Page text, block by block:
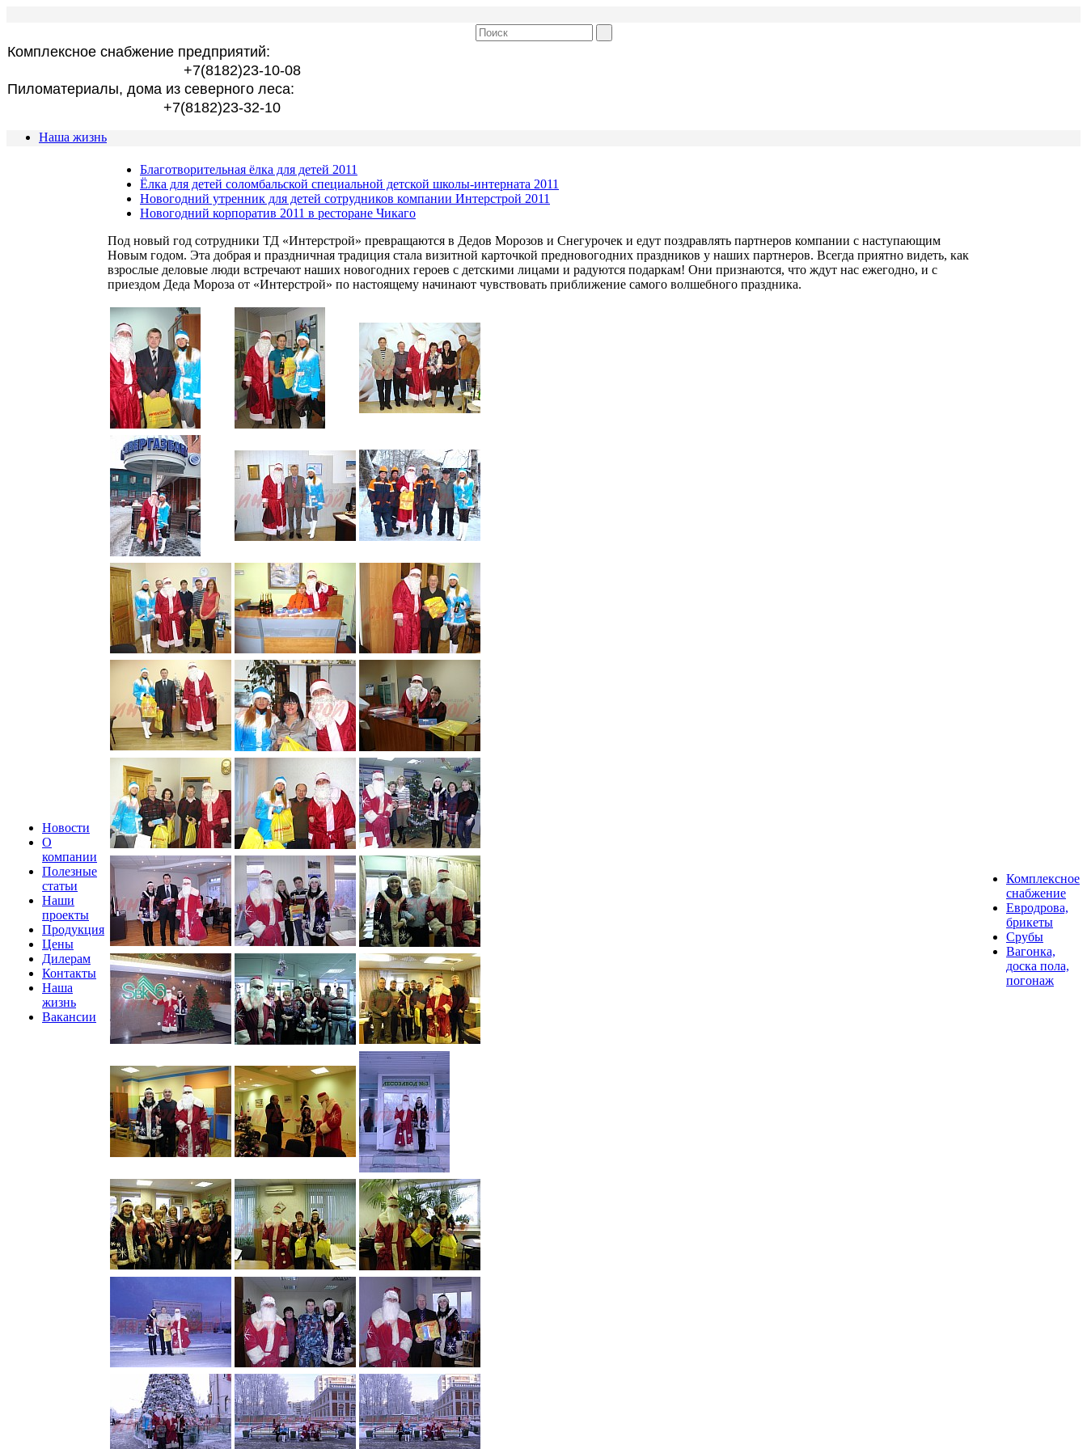
Комплексное снабжение предприятий:
+7(8182)23-10-08
Пиломатериалы, дома из северного леса:
+7(8182)23-32-10
Наша жизнь
Новости
О
компании
Полезные
статьи
Наши
проекты
Продукция
Цены
Дилерам
Контакты
Наша
жизнь
Вакансии
Благотворительная ёлка для детей 2011
Ёлка для детей соломбальской специальной детской школы-интерната 2011
Новогодний утренник для детей сотрудников компании Интерстрой 2011
Новогодний корпоратив 2011 в ресторане Чикаго
Под новый год сотрудники ТД «Интерстрой» превращаются в Дедов Морозов и Снегурочек и едут поздравлять партнеров компании с наступающим
Новым годом. Эта добрая и праздничная традиция стала визитной карточкой предновогодних праздников у наших партнеров. Всегда приятно видеть, как
взрослые деловые люди встречают наших новогодних героев с детскими лицами и радуются подаркам! Они признаются, что ждут нас ежегодно, и с
приездом Деда Мороза от «Интерстрой» по настоящему начинают чувствовать приближение самого волшебного праздника.
Комплексное
снабжение
Евродрова,
брикеты
Срубы
Вагонка,
доска пола,
погонаж